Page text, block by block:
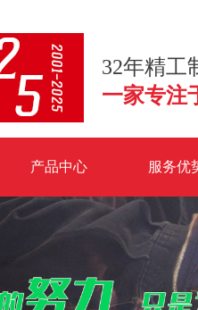
32年精
一家专注
产品中心 服务优